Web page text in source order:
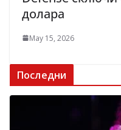
долара
May 15, 2026
Последни